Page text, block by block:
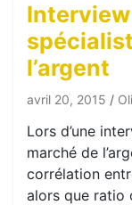
l’argent
avril 20, 2015
Lors d’une
marché de
corrélation
alors que ratio